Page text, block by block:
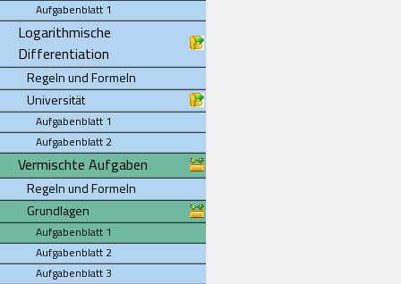
Aufgabenblatt 1
Logarithmische
Differentiation
Regeln und Formeln
Universität
Aufgabenblatt 1
Aufgabenblatt 2
Vermischte Aufgaben
Regeln und Formeln
Grundlagen
Aufgabenblatt 1
Aufgabenblatt 2
Aufgabenblatt 3